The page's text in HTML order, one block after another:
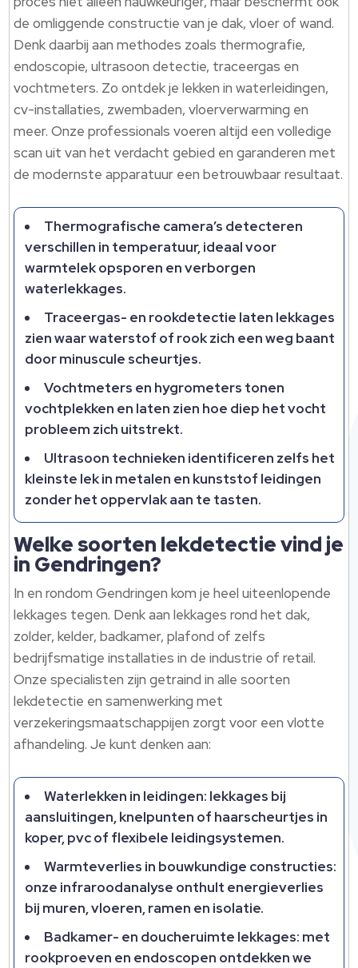
de omliggende constructie van je dak, vloer of wand.​
Denk daarbij aan methodes zoals thermografie,
endoscopie, ultrasoon detectie, traceergas en
vochtmeters.​ Zo ontdek je lekken in waterleidingen,
cv-installaties, zwembaden, vloerverwarming en
meer.​ Onze professionals voeren altijd een volledige
scan uit van het verdacht gebied en garanderen met
de modernste apparatuur een betrouwbaar resultaat.​
Thermografische camera’s detecteren
verschillen in temperatuur, ideaal voor
warmtelek opsporen en verborgen
waterlekkages.​
Traceergas- en rookdetectie laten lekkages
zien waar waterstof of rook zich een weg baant
door minuscule scheurtjes.​
Vochtmeters en hygrometers tonen
vochtplekken en laten zien hoe diep het vocht
probleem zich uitstrekt.​
Ultrasoon technieken identificeren zelfs het
kleinste lek in metalen en kunststof leidingen
zonder het oppervlak aan te tasten.​
Welke soorten lekdetectie vind je
in Gendringen?
In en rondom Gendringen kom je heel uiteenlopende
lekkages tegen.​ Denk aan lekkages rond het dak,
zolder, kelder, badkamer, plafond of zelfs
bedrijfsmatige installaties in de industrie of retail.​
Onze specialisten zijn getraind in alle soorten
lekdetectie en samenwerking met
verzekeringsmaatschappijen zorgt voor een vlotte
afhandeling.​ Je kunt denken aan:
Waterlekken in leidingen: lekkages bij
aansluitingen, knelpunten of haarscheurtjes in
koper, pvc of flexibele leidingsystemen.​
Warmteverlies in bouwkundige constructies:
onze infraroodanalyse onthult energieverlies
bij muren, vloeren, ramen en isolatie.​
Badkamer- en doucheruimte lekkages: met
rookproeven en endoscopen ontdekken we